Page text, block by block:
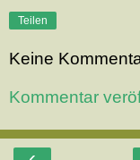
Teilen
Keine
Kommentar